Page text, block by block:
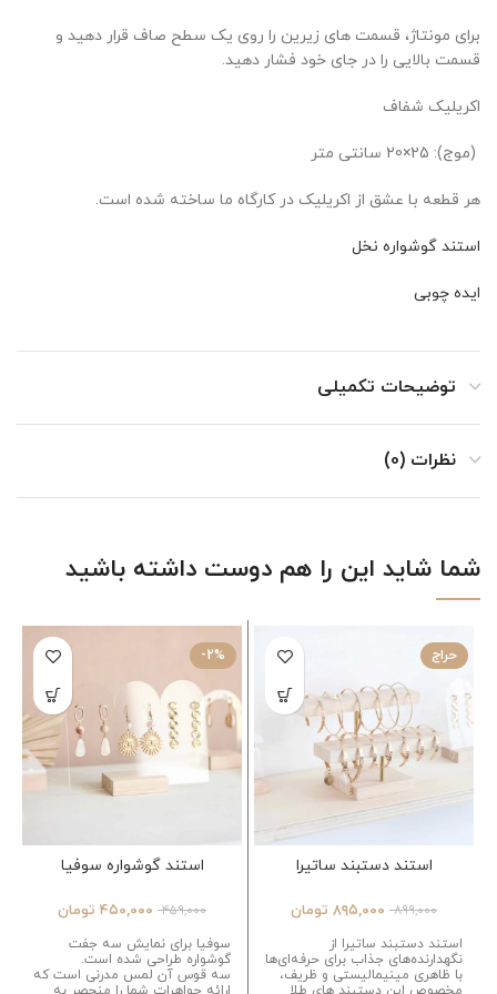
برای مونتاژ، قسمت های زیرین را روی یک سطح صاف قرار دهید و
قسمت بالایی را در جای خود فشار دهید.
اکریلیک شفاف
(موج): 25×20 سانتی متر
هر قطعه با عشق از اکریلیک در کارگاه ما ساخته شده است.
استند گوشواره نخل
ایده چوبی
توضیحات تکمیلی
نظرات (0)
شما شاید این را هم دوست داشته باشید
حراج
استند دستبند ساتیرا
۸۹۹,۰۰۰ ۸۹۵,۰۰۰ تومان
استند دستبند ساتیرا از
نگهدارنده‌های جذاب برای حرفه‌ای‌ها
با ظاهری مینیمالیستی و ظریف،
-2%
استند گوشواره سوفیا
۴۵۹,۰۰۰ ۴۵۰,۰۰۰ تومان
سوفیا برای نمایش سه جفت
گوشواره طراحی شده است.
سه قوس آن لمس مدرنی است که